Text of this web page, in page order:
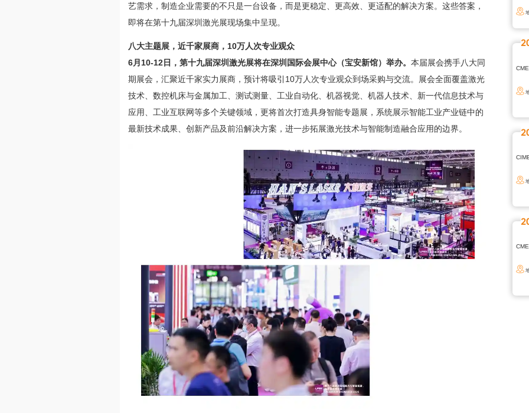
艺需求，制造企业需要的不只是一台设备，而是更稳定、更高效、更适配的解决方案。这些答案，
即将在第十九届深圳激光展现场集中呈现。
八大主题展，近千家展商， 10万人次专业观众
6月10-12日，第十九届深圳激光展将在深圳国际会展中心（宝安新馆）举办。 本届展会携手八大同
期展会，汇聚近千家实力展商，预计将吸引 10万人次专业观众到场采购与交流。展会全面覆盖激光
技术、数控机床与金属加工、测试测量、工业自动化、机器视觉、机器人技术、新一代信息技术与
应用、工业互联网等多个关键领域，更将首次打造具身智能专题展，系统展示智能工业产业链中的
最新技术成果、创新产品及前沿解决方案，进一步拓展激光技术与智能制造融合应用的边界。